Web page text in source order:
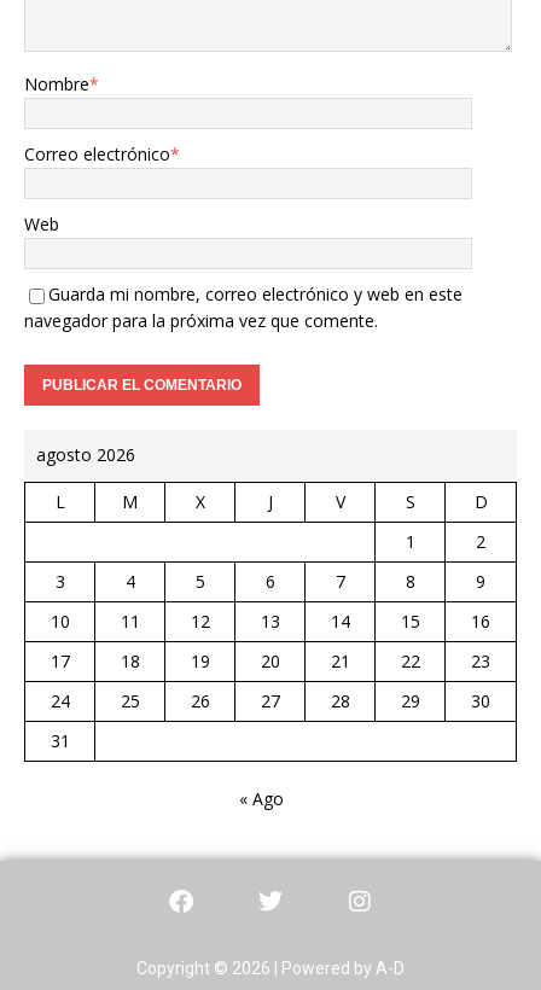
Nombre*
Correo electrónico*
Web
Guarda mi nombre, correo electrónico y web en este
navegador para la próxima vez que comente.
agosto 2026
L M X J V S
D
1
2
3
4 5 6 7 8
9
10
11 12 13 14 15
16
17
18 19 20 21 22
23
24
25 26 27 28 29
30
31
« Ago
Copyright © 2026 | Powered by A-D